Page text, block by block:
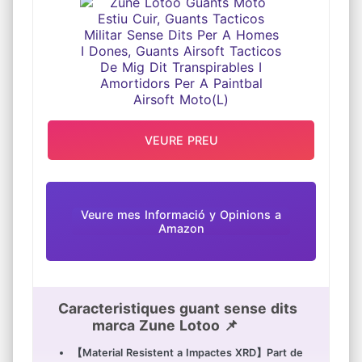
DIT TRANSPIRABLES I AMORTIDORS
PER A PAINTBAL AIRSOFT MOTO(L)
Veure mes Informació y Opinions a
Amazon
Caracteristiques guant sense dits
marca Zune Lotoo 📌
【Material Resistent a Impactes XRD】Part de
VEURE PREU